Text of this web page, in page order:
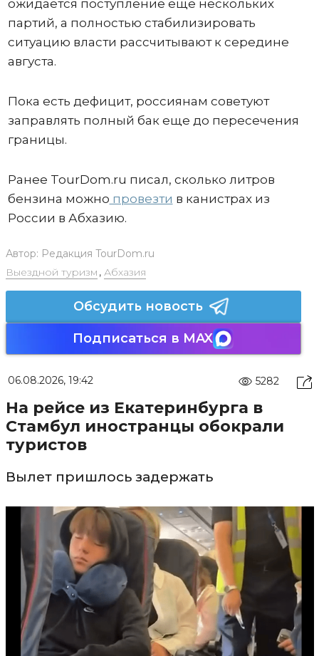
ожидается поступление еще нескольких
партий, а полностью стабилизировать
ситуацию власти рассчитывают к середине
августа.
Пока есть дефицит, россиянам советуют
заправлять полный бак еще до пересечения
границы.
Ранее TourDom.ru писал, сколько литров
бензина можно провезти в канистрах из
России в Абхазию.
Автор: Редакция TourDom.ru
Выездной туризм , Абхазия
Обсудить новость
Подписаться в MAX
06.08.2026, 19:42 5282
На рейсе из Екатеринбурга в
Стамбул иностранцы обокрали
туристов
Вылет пришлось задержать